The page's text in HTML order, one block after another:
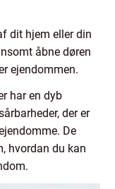
dit hjem eller din
åbne døren
ejendommen.
har en dyb
der er
De
hvordan du kan